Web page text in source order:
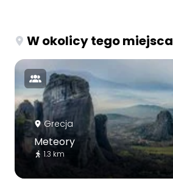
W okolicy tego miejsca
Grecja
Meteory
1.3 km